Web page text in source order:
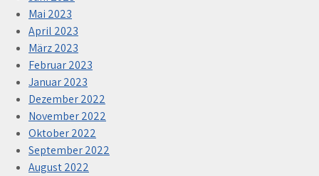
Mai 2023
April 2023
März 2023
Februar 2023
Januar 2023
Dezember 2022
November 2022
Oktober 2022
September 2022
August 2022